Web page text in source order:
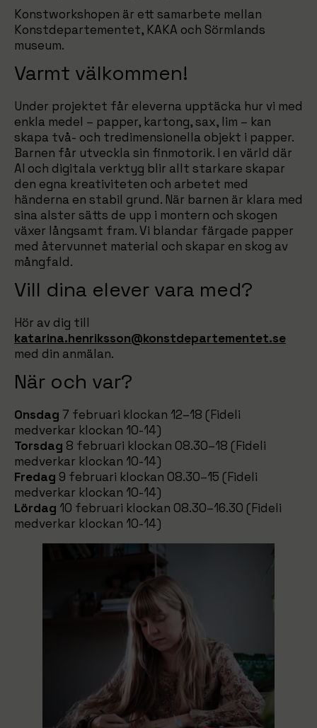
Konstworkshopen är ett samarbete mellan
Konstdepartementet, KAKA och Sörmlands
museum.
Varmt välkommen!
Under projektet får eleverna upptäcka hur vi med
enkla medel – papper, kartong, sax, lim – kan
skapa två- och tredimensionella objekt i papper.
Barnen får utveckla sin finmotorik. I en värld där
AI och digitala verktyg blir allt starkare skapar
den egna kreativiteten och arbetet med
händerna en stabil grund. När barnen är klara med
sina alster sätts de upp i montern och skogen
växer långsamt fram. Vi blandar färgade papper
med återvunnet material och skapar en skog av
mångfald.
Vill dina elever vara med?
Hör av dig till
katarina.henriksson@konstdepartementet.se
med din anmälan.
När och var?
Onsdag 7 februari klockan 12–18 (Fideli
medverkar klockan 10-14)
Torsdag 8 februari klockan 08.30–18 (Fideli
medverkar klockan 10-14)
Fredag 9 februari klockan 08.30–15 (Fideli
medverkar klockan 10-14)
Lördag 10 februari klockan 08.30–16.30 (Fideli
medverkar klockan 10-14)